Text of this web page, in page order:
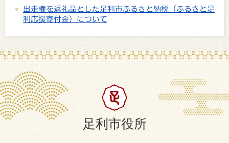
出走権を返礼品とした足利市ふるさと納税（ふるさと足
利応援寄付金）について
足利市役所